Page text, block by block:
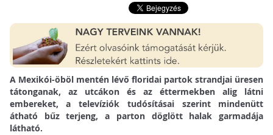
A Mexikói-öböl mentén lévő floridai partok strandjai üresen
tátonganak, az utcákon és az éttermekben alig látni
embereket, a televíziók tudósításai szerint mindenütt
átható bűz terjeng, a parton döglött halak garmadája
látható.